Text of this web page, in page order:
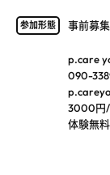
参加形態 事前募
p.care
090-
3000円
体験無料